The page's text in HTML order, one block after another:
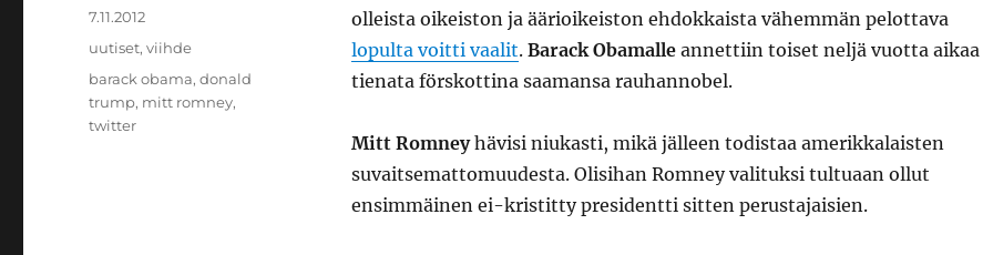
olleista oikeiston ja äärioikeiston ehdokkaista vähemmän pelottava
lopulta voitti vaalit. Barack Obamalleannettiin toiset neljä vuotta aikaa
tienata förskottina saamansa rauhannobel.
Mitt Romneyhävisi niukasti, mikä jälleen todistaa amerikkalaisten
suvaitsemattomuudesta. Olisihan Romney valituksi tultuaan ollut
ensimmäinen ei-kristitty presidentti sitten perustajaisien.
Julkaistu
7.11.2012
Kategoriat
uutiset,viihde
Avainsanat
barack obama,donald
trump, mitt romney,
twitter